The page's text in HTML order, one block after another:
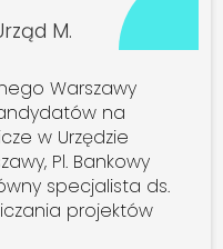
M.
Warszawy
na
w Urzędzie
Pl. Bankowy
specjalista ds.
projektów